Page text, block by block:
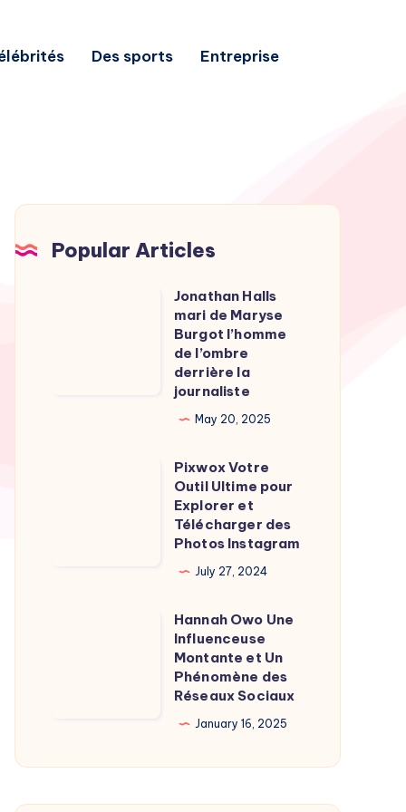
Des sports
Entreprise
Popular Articles
Jonathan Halls
mari de Maryse
Burgot l’homme
de l’ombre
derrière la
journaliste
May 20, 2025
Pixwox Votre
Outil Ultime pour
Explorer et
Télécharger des
Photos Instagram
July 27, 2024
Phénomène
Hannah Owo Une
Influenceuse
Montante et Un
Phénomène des
Réseaux Sociaux
January 16, 2025